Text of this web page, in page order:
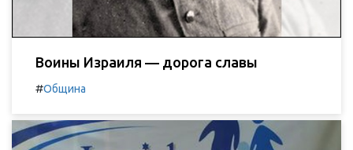
Воины Израиля — дорога славы
#Община